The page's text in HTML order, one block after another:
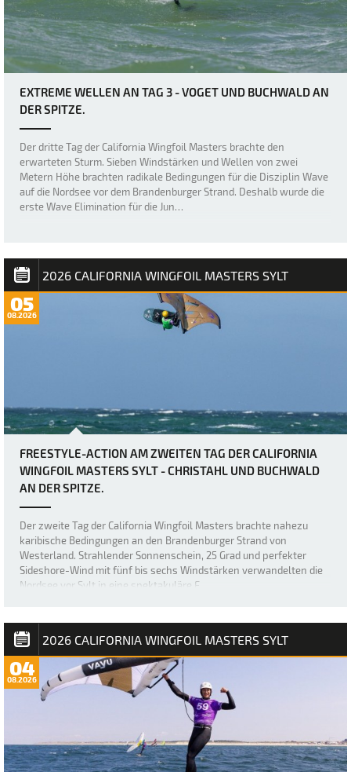
EXTREME WELLEN AN TAG 3 - VOGET UND BUCHWALD AN
DER SPITZE.
Der dritte Tag der California Wingfoil Masters brachte den
erwarteten Sturm. Sieben Windstärken und Wellen von zwei
Metern Höhe brachten radikale Bedingungen für die Disziplin Wave
auf die Nordsee vor dem Brandenburger Strand. Deshalb wurde die
erste Wave Elimination für die Jun…
2026 CALIFORNIA WINGFOIL MASTERS SYLT
05
08.2026
FREESTYLE-ACTION AM ZWEITEN TAG DER CALIFORNIA
WINGFOIL MASTERS SYLT - CHRISTAHL UND BUCHWALD
AN DER SPITZE.
Der zweite Tag der California Wingfoil Masters brachte nahezu
karibische Bedingungen an den Brandenburger Strand von
Westerland. Strahlender Sonnenschein, 25 Grad und perfekter
Sideshore-Wind mit fünf bis sechs Windstärken verwandelten die
Nordsee vor Sylt in eine spektakuläre F…
2026 CALIFORNIA WINGFOIL MASTERS SYLT
04
08.2026